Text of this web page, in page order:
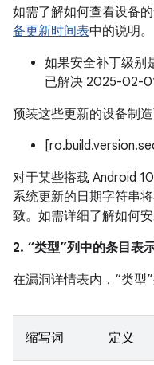
如需了解如何查看设备
备更新时间表中的说明。
如果安全补丁级别
已解决 2025-02-
预装这些更新的设备制
对于某些搭载 Android
系统更新的日期字符串
致。如需详细了解如何
2. “类型”列中的条目表
在漏洞详情表内，“类型
缩写词 定义